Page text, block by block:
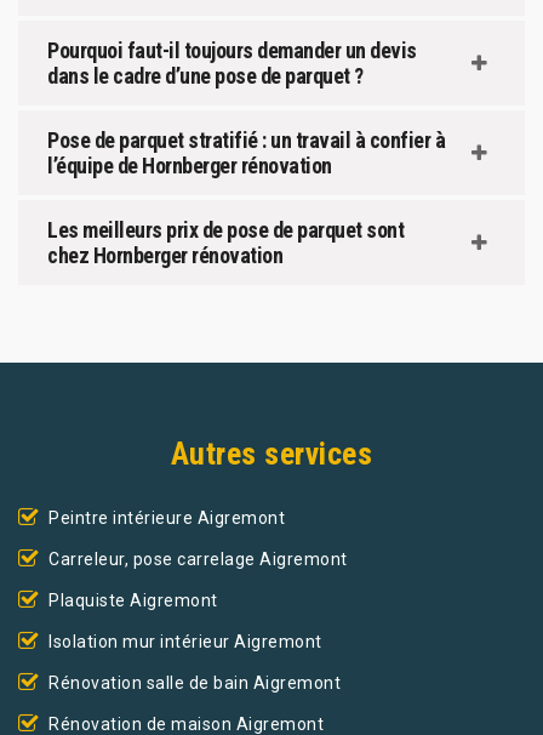
Pourquoi faut-il toujours demander un devis
dans le cadre d’une pose de parquet ?
Pose de parquet stratifié : un travail à confier à
l’équipe de Hornberger rénovation
Les meilleurs prix de pose de parquet sont
chez Hornberger rénovation
Autres services
Peintre intérieure Aigremont
Carreleur, pose carrelage Aigremont
Plaquiste Aigremont
Isolation mur intérieur Aigremont
Rénovation salle de bain Aigremont
Rénovation de maison Aigremont